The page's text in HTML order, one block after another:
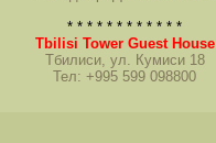
* * * * * * * * * * * *
Tbilisi Tower Guest House
Тбилиси, ул. Кумиси 18
Тел: +995 599 098800